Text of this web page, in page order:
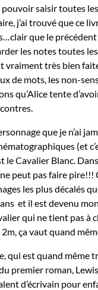
pouvoir saisir toutes
j’ai trouvé que ce
que le précédent!
les notes toutes
vraiment très bien
de mots, les non-
qu’Alice tente
que je n’ai
(et
le Cavalier Blanc.
peut pas faire pire!!!
les plus décalés
et il est devenu
qui ne tient pas à
ça vaut quand
qui est quand même
premier roman,
d’écrivain pour